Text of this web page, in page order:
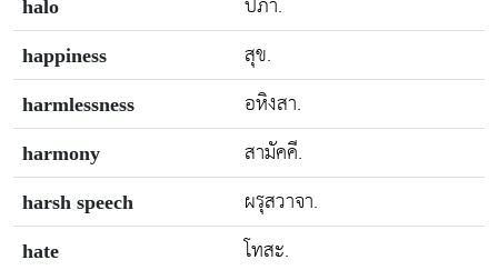
halo
happiness สุข.
harmlessness อหิงสา.
harmony สามัคคี.
harsh speech ผรุสวาจา.
hate โทสะ.